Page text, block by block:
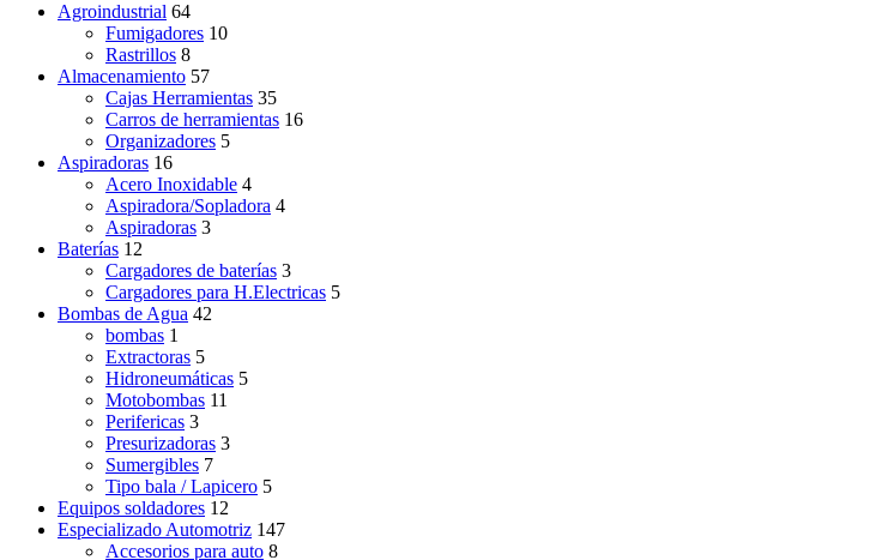
Agroindustrial 64
Fumigadores 10
Rastrillos 8
Almacenamiento 57
Cajas Herramientas 35
Carros de herramientas 16
Organizadores 5
Aspiradoras 16
Acero Inoxidable 4
Aspiradora/Sopladora 4
Aspiradoras 3
Baterías 12
Cargadores de baterías 3
Cargadores para H.Electricas 5
Bombas de Agua 42
bombas 1
Extractoras 5
Hidroneumáticas 5
Motobombas 11
Perifericas 3
Presurizadoras 3
Sumergibles 7
Tipo bala / Lapicero 5
Equipos soldadores 12
Especializado Automotriz 147
Accesorios para auto 8